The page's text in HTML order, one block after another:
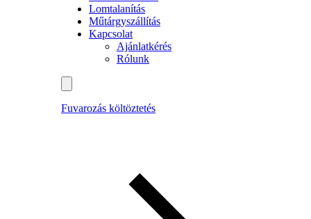
Lomtalanítás
Műtárgyszállítás
Kapcsolat
Ajánlatkérés
Rólunk
Fuvarozás költöztetés